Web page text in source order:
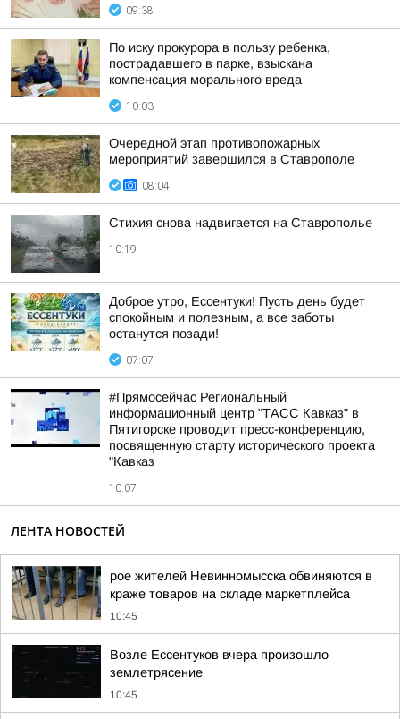
09:38
По иску прокурора в пользу ребенка,
пострадавшего в парке, взыскана
компенсация морального вреда
10:03
Очередной этап противопожарных
мероприятий завершился в Ставрополе
08:04
Стихия снова надвигается на Ставрополье
10:19
Доброе утро, Ессентуки! Пусть день будет
спокойным и полезным, а все заботы
останутся позади!
07:07
#Прямосейчас Региональный
информационный центр "ТАСС Кавказ" в
Пятигорске проводит пресс-конференцию,
посвященную старту исторического проекта
"Кавказ
10:07
ЛЕНТА НОВОСТЕЙ
рое жителей Невинномысска обвиняются в
краже товаров на складе маркетплейса
10:45
Возле Ессентуков вчера произошло
землетрясение
10:45